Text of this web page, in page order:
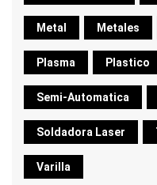
Metal Metales
Plasma Plastico
Semi-Automatica
Soldadora Laser
Varilla